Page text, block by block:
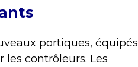
portiques, équipés
les contrôleurs. Les